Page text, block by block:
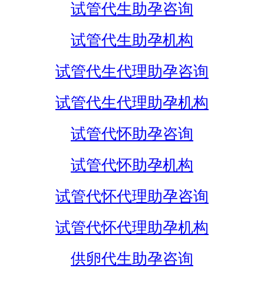
试管代生助孕咨询
试管代生助孕机构
试管代生代理助孕咨询
试管代生代理助孕机构
试管代怀助孕咨询
试管代怀助孕机构
试管代怀代理助孕咨询
试管代怀代理助孕机构
供卵代生助孕咨询